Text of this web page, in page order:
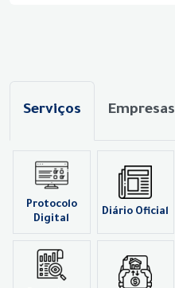
Serviços Empresas
Protocolo
Digital
Diário Oficial